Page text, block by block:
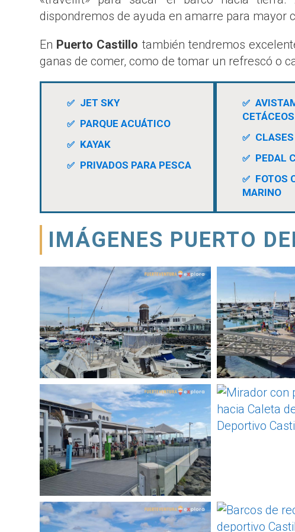
dispondremos de ayuda en amarre para mayor
En Puerto Castillo también tendremos
ganas de comer, como de tomar un refrescó o
JET SKY
PARQUE ACUÁTICO
KAYAK
PRIVADOS PARA PESCA
CETÁCEOS
PEDAL
FOTOS
MARINO
IMÁGENES PUERTO